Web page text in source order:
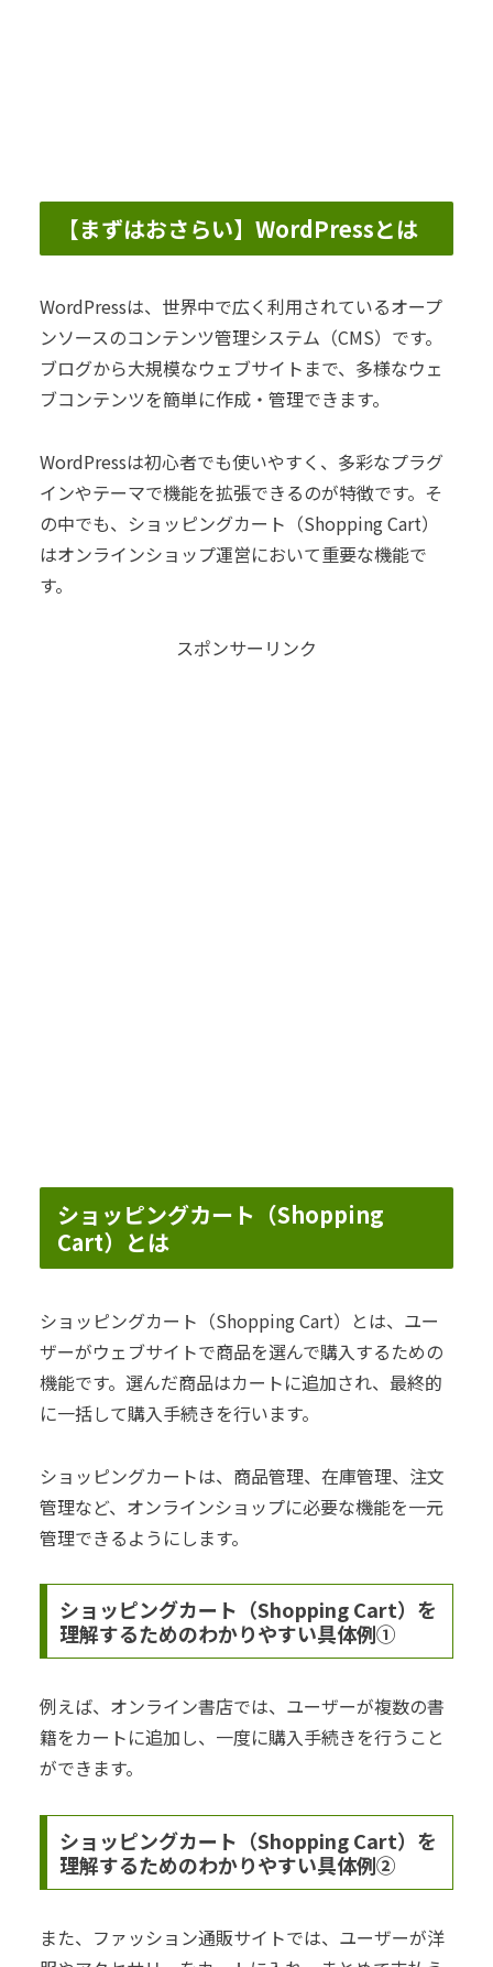
【まずはおさらい】WordPressとは
WordPressは、世界中で広く利用されているオープ
ンソースのコンテンツ管理システム（CMS）です。
ブログから大規模なウェブサイトまで、多様なウェ
ブコンテンツを簡単に作成・管理できます。
WordPressは初心者でも使いやすく、多彩なプラグ
インやテーマで機能を拡張できるのが特徴です。そ
の中でも、ショッピングカート（Shopping Cart）
はオンラインショップ運営において重要な機能で
す。
スポンサーリンク
ショッピングカート（Shopping
Cart）とは
ショッピングカート（Shopping Cart）とは、ユー
ザーがウェブサイトで商品を選んで購入するための
機能です。選んだ商品はカートに追加され、最終的
に一括して購入手続きを行います。
ショッピングカートは、商品管理、在庫管理、注文
管理など、オンラインショップに必要な機能を一元
管理できるようにします。
ショッピングカート（Shopping Cart）を
理解するためのわかりやすい具体例①
例えば、オンライン書店では、ユーザーが複数の書
籍をカートに追加し、一度に購入手続きを行うこと
ができます。
ショッピングカート（Shopping Cart）を
理解するためのわかりやすい具体例②
また、ファッション通販サイトでは、ユーザーが洋